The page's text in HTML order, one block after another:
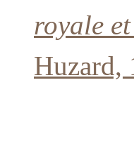
royale
Huzard,